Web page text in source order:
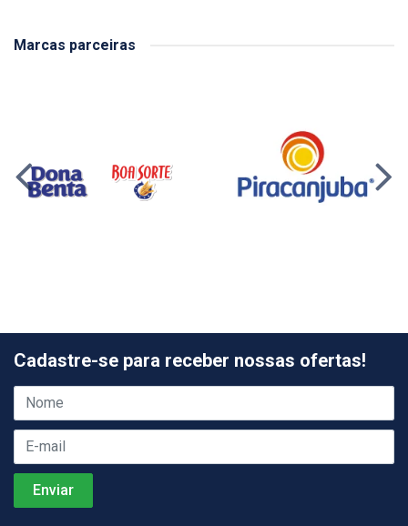
Marcas parceiras
Cadastre-se para receber nossas ofertas!